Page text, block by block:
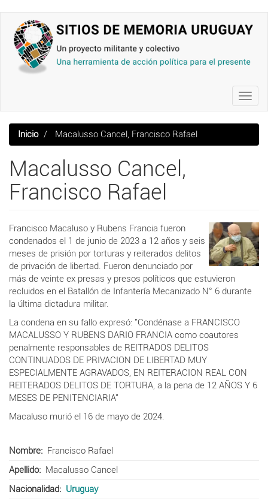
contenido
principal
Inicio Macalusso Cancel, Francisco Rafael
Macalusso Cancel,
Francisco Rafael
Francisco Macaluso y Rubens Francia fueron
condenados el 1 de junio de 2023 a 12 años y seis
meses de prisión por torturas y reiterados delitos
de privación de libertad. Fueron denunciado por
más de veinte ex presas y presos políticos que estuvieron
recluidos en el Batallón de Infantería Mecanizado N° 6 durante
la última dictadura militar.
La condena en su fallo expresó: "Condénase a FRANCISCO
MACALUSSO Y RUBENS DARIO FRANCIA como coautores
penalmente responsables de REITRADOS DELITOS
CONTINUADOS DE PRIVACION DE LIBERTAD MUY
ESPECIALMENTE AGRAVADOS, EN REITERACION REAL CON
REITERADOS DELITOS DE TORTURA, a la pena de 12 AÑOS Y 6
MESES DE PENITENCIARIA"
Macaluso murió el 16 de mayo de 2024.
Nombre
Francisco Rafael
Apellido
Macalusso Cancel
Nacionalidad
Uruguay